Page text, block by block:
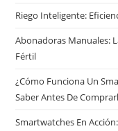
Riego Inteligente:
Abonadoras Manuales:
Fértil
¿Cómo Funciona Un
Saber Antes De
Smartwatches En